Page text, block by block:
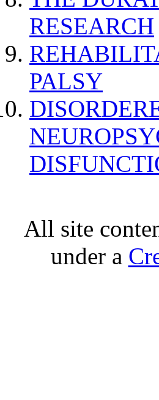
RESEARCH
PALSY
All site
under a